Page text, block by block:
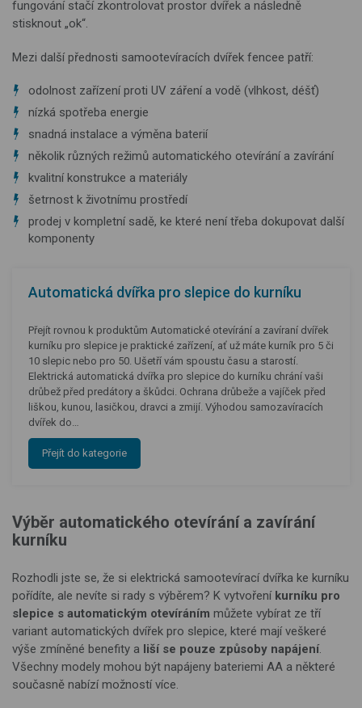
fungování stačí zkontrolovat prostor dvířek a následně
stisknout „ok“.
Mezi další přednosti samootevíracích dvířek fencee patří:
odolnost zařízení proti UV záření a vodě (vlhkost, déšť)
nízká spotřeba energie
snadná instalace a výměna baterií
několik různých režimů automatického otevírání a zavírání
kvalitní konstrukce a materiály
šetrnost k životnímu prostředí
prodej v kompletní sadě, ke které není třeba dokupovat další
komponenty
Automatická dvířka pro slepice do kurníku
Přejít rovnou k produktům Automatické otevírání a zavíraní dvířek
kurníku pro slepice je praktické zařízení, ať už máte kurník pro 5 či
10 slepic nebo pro 50. Ušetří vám spoustu času a starostí.
Elektrická automatická dvířka pro slepice do kurníku chrání vaši
drůbež před predátory a škůdci. Ochrana drůbeže a vajíček před
liškou, kunou, lasičkou, dravci a zmijí. Výhodou samozavíracích
dvířek do…
Přejít do kategorie
Výběr automatického otevírání a zavírání
kurníku
Rozhodli jste se, že si elektrická samootevírací dvířka ke kurníku
pořídíte, ale nevíte si rady s výběrem? K vytvoření kurníku pro
slepice s automatickým otevíráním můžete vybírat ze tří
variant automatických dvířek pro slepice, které mají veškeré
výše zmíněné benefity a liší se pouze způsoby napájení.
Všechny modely mohou být napájeny bateriemi AA a některé
současně nabízí možností více.